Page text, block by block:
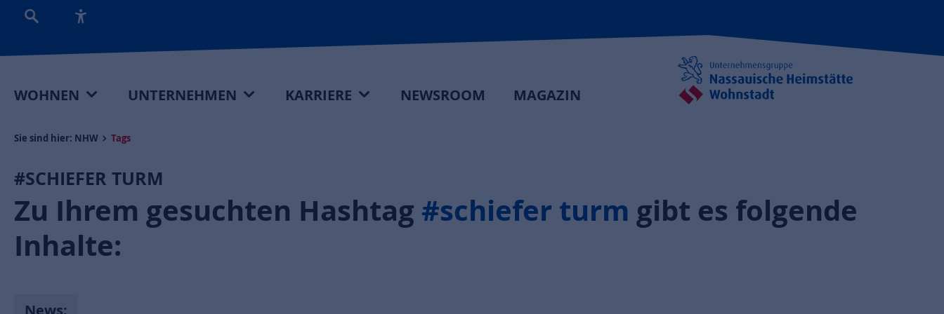
WOHNEN UNTERNEHMEN KARRIERE NEWSROOM MAGAZIN
Sie sind hier: NHW Tags
#SCHIEFER TURM
Zu Ihrem gesuchten Hashtag #schiefer turm gibt es folgende
Inhalte:
News: